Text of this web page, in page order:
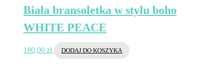
Biała bransoletka w stylu boho
WHITE PEACE
180,00 zł DODAJ DO KOSZYKA